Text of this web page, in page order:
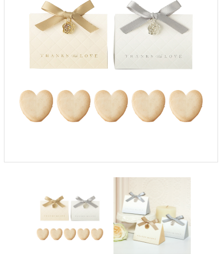
引菓子
引出物ギフト
カタログギフト
演出用品
内祝い 出産祝い
無料サンプル・資料請求